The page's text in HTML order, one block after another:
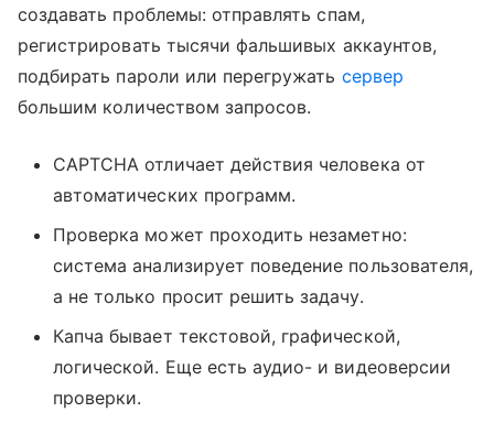
создавать проблемы: отправлять спам,
регистрировать тысячи фальшивых аккаунтов,
подбирать пароли или перегружать сервер
большим количеством запросов.
CAPTCHA отличает действия человека от
автоматических программ.
Проверка может проходить незаметно:
система анализирует поведение пользователя,
а не только просит решить задачу.
Капча бывает текстовой, графической,
логической. Еще есть аудио- и видеоверсии
проверки.